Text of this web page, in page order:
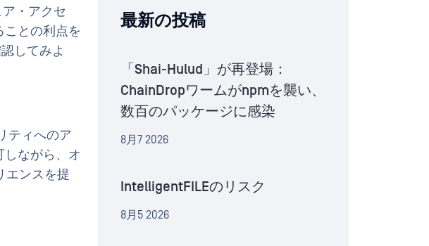
・アクセ
ことの利点を
してみよ
ティへのア
しながら、オ
エンスを提
最新の投稿
「Shai-Hulud」が再登場：
ChainDropワームがnpmを襲い、
数百のパッケージに感染
8月7 2026
IntelligentFILEのリスク
8月5 2026